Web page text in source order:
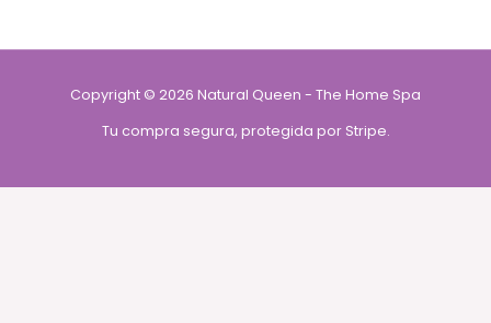
Copyright © 2026 Natural Queen - The Home Spa
Tu compra segura, protegida por Stripe.